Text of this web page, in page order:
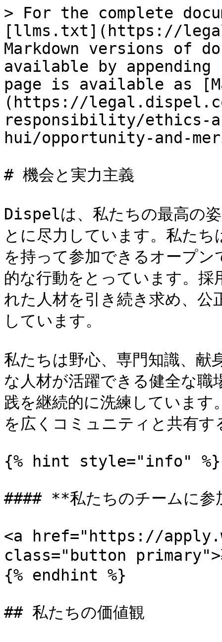
> For the complete
[llms.txt](https://
Markdown versions of
available by
page is available as
(https://
responsibility/ethics-
hui/opportunity-and-
# 機会と実力主義
Dispelは、私たちの最高の
とに尽力しています。私た
を持って参加できるオープ
的な行動をとっています。
れた人材を引き続き求め、公
しています。
私たちは野心、専門知識、献
な人材が活躍できる健全な職
践を継続的に洗練していま
を広くコミュニティと共有
{% hint style="info" %}
#### **私たちのチームに参
<a href="https://
class="button primary">
{% endhint %}
## 私たちの価値観